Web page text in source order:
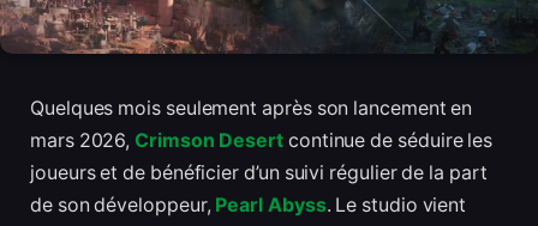
Quelques mois seulement après son lancement en
mars 2026, Crimson Desert continue de séduire les
joueurs et de bénéficier d’un suivi régulier de la part
de son développeur, Pearl Abyss. Le studio vient